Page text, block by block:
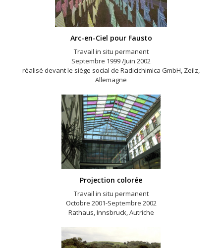
Arc-en-Ciel pour Fausto
Travail in situ permanent
Septembre 1999 /Juin 2002
réalisé devant le siège social de Radicichimica GmbH, Zeilz,
Allemagne
Projection colorée
Travail in situ permanent
Octobre 2001-Septembre 2002
Rathaus, Innsbruck, Autriche